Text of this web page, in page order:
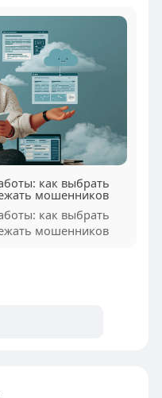
как выбрать
мошенников
как выбрать
мошенников